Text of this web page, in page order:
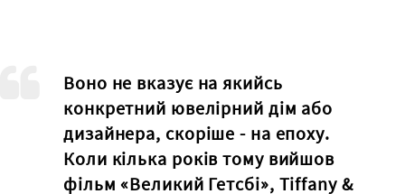
Воно не вказує на якийсь
конкретний ювелірний дім або
дизайнера, скоріше - на епоху.
Коли кілька років тому вийшов
фільм «Великий Гетсбі», Tiffany &